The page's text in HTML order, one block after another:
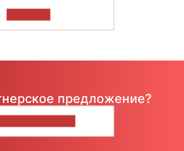
предложение?